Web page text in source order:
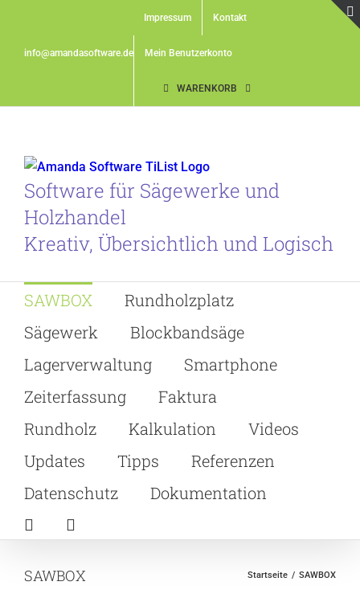
contentinfo@amandasoftware.de
Impressum Kontakt
Mein Benutzerkonto
WARENKORB
Software für Sägewerke und
Holzhandel
Kreativ, Übersichtlich und Logisch
SAWBOX
Rundholzplatz
Sägewerk
Blockbandsäge
Lagerverwaltung
Smartphone
Zeiterfassung
Faktura
Rundholz
Kalkulation
Videos
Updates
Tipps
Referenzen
Datenschutz
Dokumentation
SAWBOX Startseite SAWBOX